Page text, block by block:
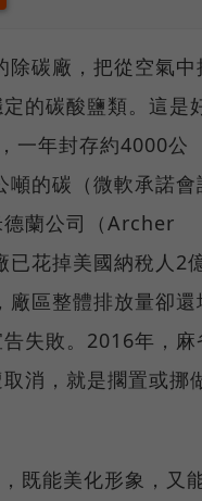
碳廠，把從空氣中
的碳酸鹽類。這是
一年封存約4000公
的碳（微軟承諾會
德蘭公司（Archer
花掉美國納稅人2
區整體排放量卻還
失敗。2016年，麻
消，就是擱置或挪
既能美化形象，又